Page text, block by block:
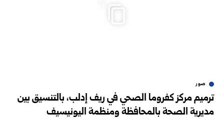
صور
ترميم مركز كفروما الصحي في ريف إدلب، بالتنسيق بين
مديرية الصحة بالمحافظة ومنظمة اليونيسيف